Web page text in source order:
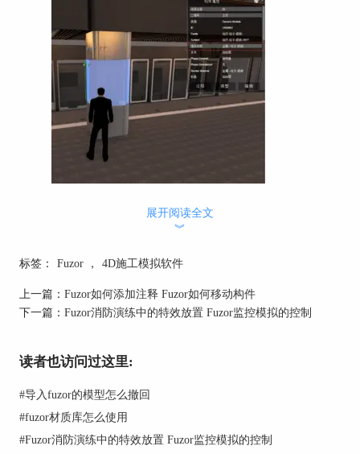
3.勾选应用到镜面反射率，然后调节反射率到一个
展开阅读全文
︾
标签： Fuzor ， 4D施工模拟软件
上一篇： Fuzor如何添加注释 Fuzor如何移动构件
下一篇： Fuzor消防演练中的特效放置 Fuzor监控模拟的控制
读者也访问过这里:
#导入fuzor的模型怎么撤回
#fuzor材质库怎么使用
#Fuzor消防演练中的特效放置 Fuzor监控模拟的控制